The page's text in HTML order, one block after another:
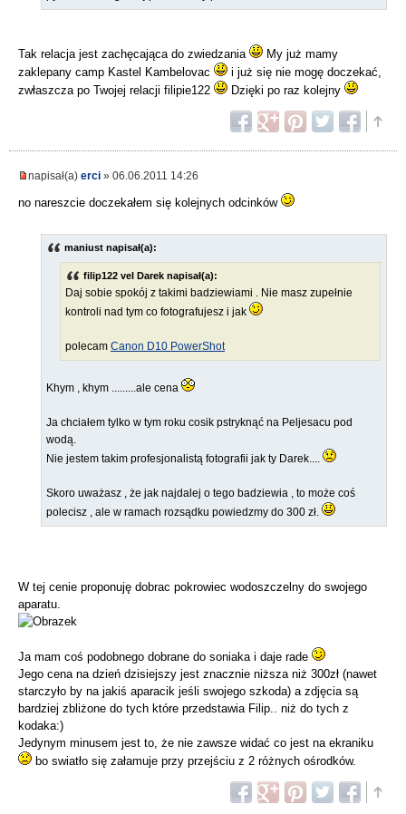
Tak relacja jest zachęcająca do zwiedzania
My już mamy
zaklepany camp Kastel Kambelovac
i już się nie mogę doczekać,
zwłaszcza po Twojej relacji filipie122
Dzięki po raz kolejny
napisał(a) erci » 06.06.2011 14:26
no nareszcie doczekałem się kolejnych odcinków
maniust napisał(a):
filip122 vel Darek napisał(a):
Daj sobie spokój z takimi badziewiami . Nie masz zupełnie
kontroli nad tym co fotografujesz i jak
polecam Canon D10 PowerShot
Khym , khym .........ale cena
Ja chciałem tylko w tym roku cosik pstryknąć na Peljesacu pod
wodą.
Nie jestem takim profesjonalistą fotografii jak ty Darek....
Skoro uważasz , że jak najdalej o tego badziewia , to może coś
polecisz , ale w ramach rozsądku powiedzmy do 300 zł.
W tej cenie proponuję dobrac pokrowiec wodoszczelny do swojego
aparatu.
Ja mam coś podobnego dobrane do soniaka i daje rade
Jego cena na dzień dzisiejszy jest znacznie niższa niż 300zł (nawet
starczyło by na jakiś aparacik jeśli swojego szkoda) a zdjęcia są
bardziej zbliżone do tych które przedstawia Filip.. niż do tych z
kodaka:)
Jedynym minusem jest to, że nie zawsze widać co jest na ekraniku
bo swiatło się załamuje przy przejściu z 2 różnych ośrodków.